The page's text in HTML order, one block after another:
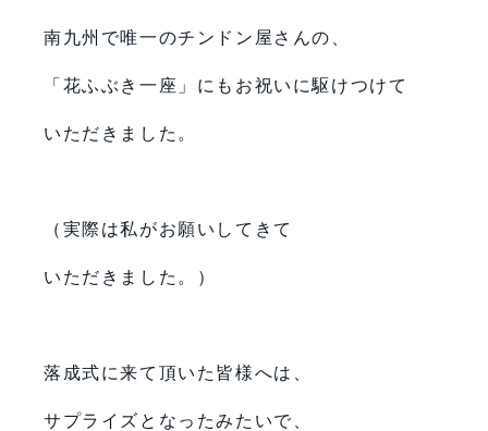
南九州で唯一のチンドン屋さんの、
「花ふぶき一座」にもお祝いに駆けつけて
いただきました。
（実際は私がお願いしてきて
いただきました。）
落成式に来て頂いた皆様へは、
サプライズとなったみたいで、